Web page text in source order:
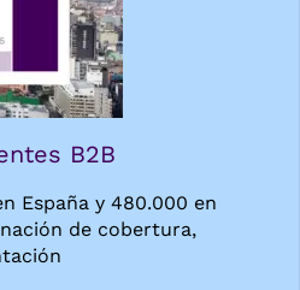
B2B
España y 480.000 en
de cobertura,